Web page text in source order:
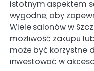
istotnym aspektem
wygodne, aby
Wiele salonów w
możliwość zakupu
może być korzystne
inwestować w